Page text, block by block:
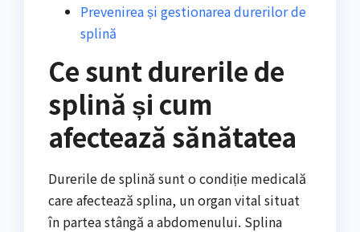
Prevenirea și gestionarea durerilor de
splină
Ce sunt durerile de
splină și cum
afectează sănătatea
Durerile de splină sunt o condiție medicală
care afectează splina, un organ vital situat
în partea stângă a abdomenului. Splina